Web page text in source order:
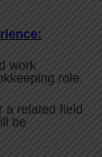
work
role.
a related field
be